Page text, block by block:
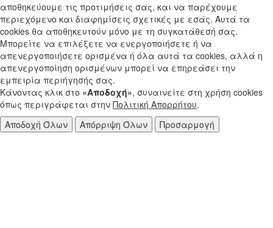
αποθηκεύουμε τις προτιμήσεις σας, και να παρέχουμε
περιεχόμενο και διαφημίσεις σχετικές με εσάς. Αυτά τα
cookies θα αποθηκευτούν μόνο με τη συγκατάθεσή σας.
Μπορείτε να επιλέξετε να ενεργοποιήσετε ή να
απενεργοποιήσετε ορισμένα ή όλα αυτά τα cookies, αλλά η
απενεργοποίηση ορισμένων μπορεί να επηρεάσει την
εμπειρία περιήγησής σας.
Κάνοντας κλικ στο «Αποδοχή», συναινείτε στη χρήση cookies
όπως περιγράφεται στην Πολιτική Απορρήτου.
Αποδοχή Όλων
Απόρριψη Όλων Προσαρμογή